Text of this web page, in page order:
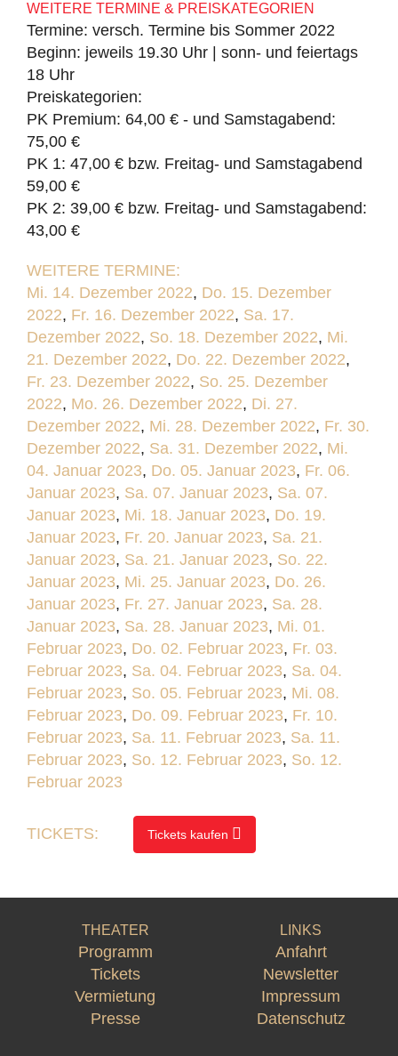
WEITERE TERMINE & PREISKATEGORIEN
Termine: versch. Termine bis Sommer 2022
Beginn: jeweils 19.30 Uhr | sonn- und feiertags
18 Uhr
Preiskategorien:
PK Premium: 64,00 € - und Samstagabend:
75,00 €
PK 1: 47,00 € bzw. Freitag- und Samstagabend
59,00 €
PK 2: 39,00 € bzw. Freitag- und Samstagabend:
43,00 €
WEITERE TERMINE:
Mi. 14. Dezember 2022, Do. 15. Dezember
2022, Fr. 16. Dezember 2022, Sa. 17.
Dezember 2022, So. 18. Dezember 2022, Mi.
21. Dezember 2022, Do. 22. Dezember 2022,
Fr. 23. Dezember 2022, So. 25. Dezember
2022, Mo. 26. Dezember 2022, Di. 27.
Dezember 2022, Mi. 28. Dezember 2022, Fr. 30.
Dezember 2022, Sa. 31. Dezember 2022, Mi.
04. Januar 2023, Do. 05. Januar 2023, Fr. 06.
Januar 2023, Sa. 07. Januar 2023, Sa. 07.
Januar 2023, Mi. 18. Januar 2023, Do. 19.
Januar 2023, Fr. 20. Januar 2023, Sa. 21.
Januar 2023, Sa. 21. Januar 2023, So. 22.
Januar 2023, Mi. 25. Januar 2023, Do. 26.
Januar 2023, Fr. 27. Januar 2023, Sa. 28.
Januar 2023, Sa. 28. Januar 2023, Mi. 01.
Februar 2023, Do. 02. Februar 2023, Fr. 03.
Februar 2023, Sa. 04. Februar 2023, Sa. 04.
Februar 2023, So. 05. Februar 2023, Mi. 08.
Februar 2023, Do. 09. Februar 2023, Fr. 10.
Februar 2023, Sa. 11. Februar 2023, Sa. 11.
Februar 2023, So. 12. Februar 2023, So. 12.
Februar 2023
TICKETS: Tickets kaufen
THEATER
Programm
Tickets
Vermietung
Presse
LINKS
Anfahrt
Newsletter
Impressum
Datenschutz